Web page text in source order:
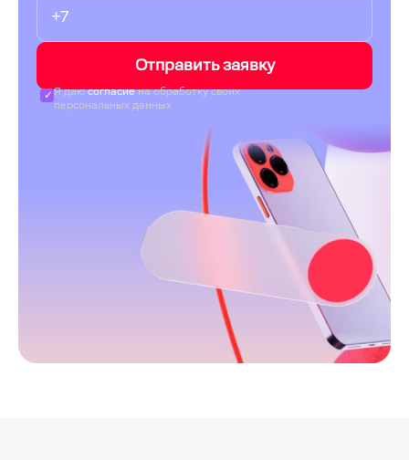
Отправить заявку
Я даюсогласиена обработку своих
персональных данных